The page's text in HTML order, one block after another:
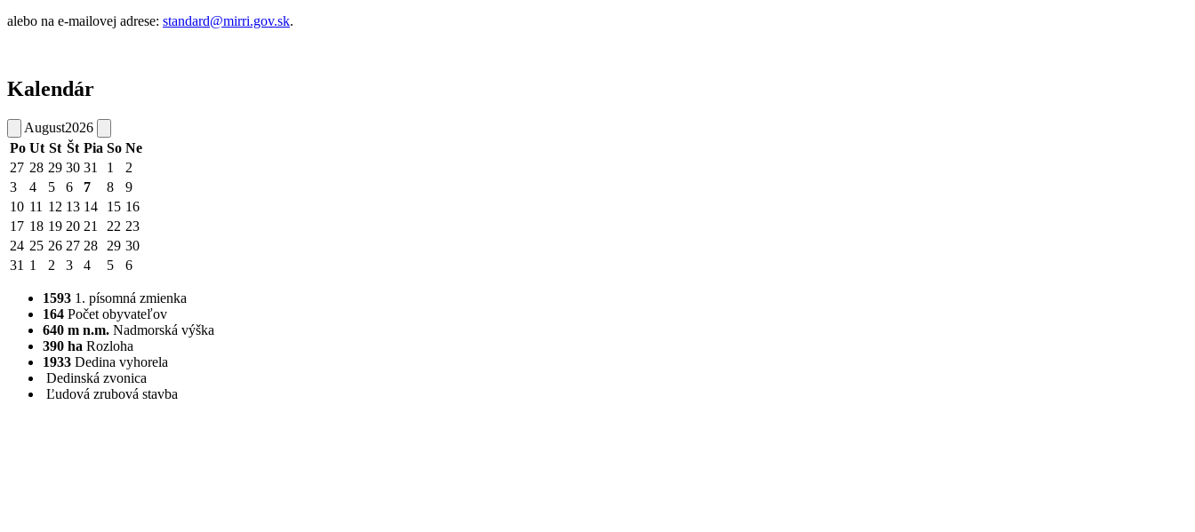
alebo na e-mailovej adrese: standard@mirri.gov.sk.
Kalendár
August2026
Po Ut St Št Pia So Ne
27 28 29 30 31 1
2
3
4 5 6 7 8
9
10 11 12 13 14 15 16
17 18 19 20 21 22 23
24 25 26 27 28 29 30
31 1 2 3 4 5 6
1593 1. písomná zmienka
164 Počet obyvateľov
640 m n.m. Nadmorská výška
390 ha Rozloha
1933 Dedina vyhorela
Dedinská zvonica
Ľudová zrubová stavba